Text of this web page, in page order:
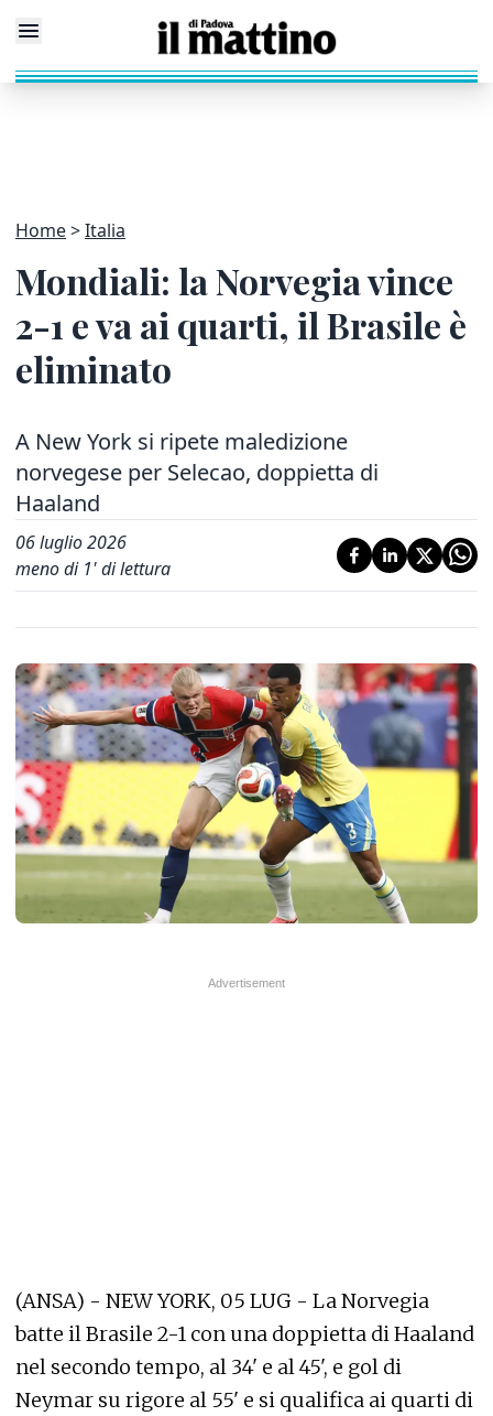
Home Italia
Mondiali: la Norvegia vince
2-1 e va ai quarti, il Brasile è
eliminato
A New York si ripete maledizione
norvegese per Selecao, doppietta di
Haaland
06 luglio 2026
meno di 1' di lettura
(ANSA) - NEW YORK, 05 LUG - La Norvegia
batte il Brasile 2-1 con una doppietta di Haaland
nel secondo tempo, al 34' e al 45', e gol di
Neymar su rigore al 55' e si qualifica ai quarti di